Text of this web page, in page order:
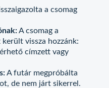
a csomag
A csomag a
vissza hozzánk:
címzett vagy
A futár megpróbálta
de nem járt sikerrel.